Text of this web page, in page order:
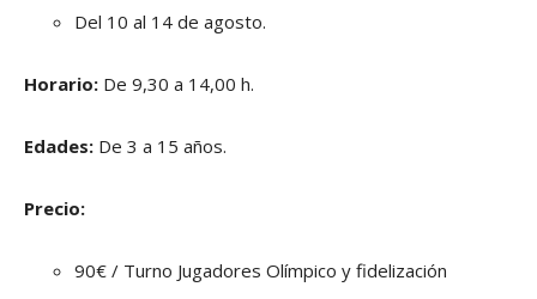
Del 10 al 14 de agosto.
Horario: De 9,30 a 14,00 h.
Edades: De 3 a 15 años.
Precio:
90€ / Turno Jugadores Olímpico y fidelización